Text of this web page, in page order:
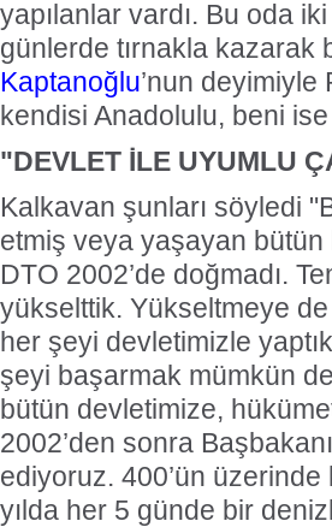
yapılanlar vardı. Bu oda
günlerde tırnakla kazarak
Kaptanoğlu’nun deyimiyle
kendisi Anadolulu, beni
"DEVLET İLE UYUMLU
Kalkavan şunları söyledi
etmiş veya yaşayan
DTO 2002’de doğmadı.
yükselttik. Yükseltmeye de
her şeyi devletimizle
şeyi başarmak mümkün
bütün devletimize,
2002’den sonra
ediyoruz. 400’ün
yılda her 5 günde bir